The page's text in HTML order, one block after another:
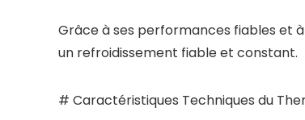
Grâce à ses performances fiables et
un refroidissement fiable et constant.
# Caractéristiques Techniques du